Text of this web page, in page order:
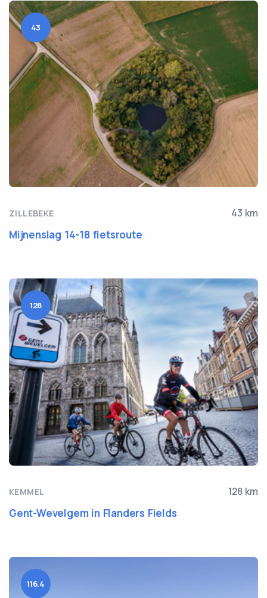
43
ZILLEBEKE 43 km
Mijnenslag 14-18 fietsroute
128
KEMMEL 128 km
Gent-Wevelgem in Flanders Fields
116.4